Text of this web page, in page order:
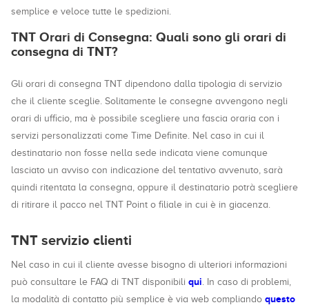
semplice e veloce tutte le spedizioni.
TNT Orari di Consegna: Quali sono gli orari di
consegna di TNT?
Gli orari di consegna TNT dipendono dalla tipologia di servizio
che il cliente sceglie. Solitamente le consegne avvengono negli
orari di ufficio, ma è possibile scegliere una fascia oraria con i
servizi personalizzati come Time Definite. Nel caso in cui il
destinatario non fosse nella sede indicata viene comunque
lasciato un avviso con indicazione del tentativo avvenuto, sarà
quindi ritentata la consegna, oppure il destinatario potrà scegliere
di ritirare il pacco nel TNT Point o filiale in cui è in giacenza.
TNT servizio clienti
Nel caso in cui il cliente avesse bisogno di ulteriori informazioni
può consultare le FAQ di TNT disponibili qui. In caso di problemi,
la modalità di contatto più semplice è via web compliando questo